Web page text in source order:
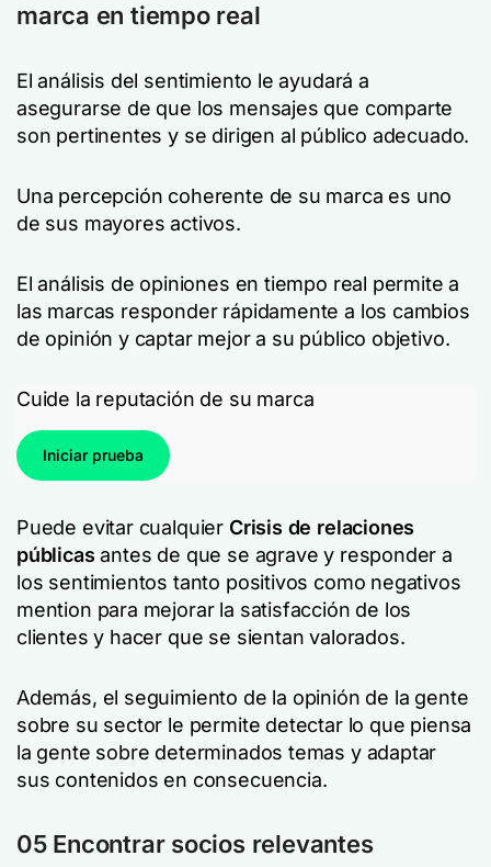
marca en tiempo real
El análisis del sentimiento le ayudará a
asegurarse de que los mensajes que comparte
son pertinentes y se dirigen al público adecuado.
Una percepción coherente de su marca es uno
de sus mayores activos.
El análisis de opiniones en tiempo real permite a
las marcas responder rápidamente a los cambios
de opinión y captar mejor a su público objetivo.
Cuide la reputación de su marca
Iniciar prueba
Puede evitar cualquier Crisis de relaciones
públicas antes de que se agrave y responder a
los sentimientos tanto positivos como negativos
mention para mejorar la satisfacción de los
clientes y hacer que se sientan valorados.
Además, el seguimiento de la opinión de la gente
sobre su sector le permite detectar lo que piensa
la gente sobre determinados temas y adaptar
sus contenidos en consecuencia.
05 Encontrar socios relevantes